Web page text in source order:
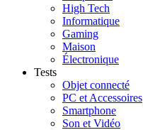
High Tech
Informatique
Gaming
Maison
Électronique
Tests
Objet connecté
PC et Accessoires
Smartphone
Son et Vidéo